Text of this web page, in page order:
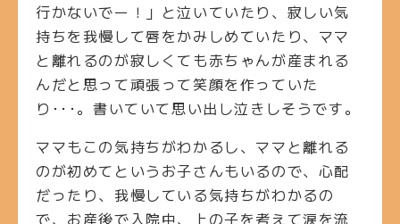
行かないでー！」と泣いていたり、寂しい気
持ちを我慢して唇をかみしめていたり、ママ
と離れるのが寂しくても赤ちゃんが産まれる
んだと思って頑張って笑顔を作っていた
り･･･。書いていて思い出し泣きしそうです。
ママもこの気持ちがわかるし、ママと離れる
のが初めてというお子さんもいるので、心配
だったり、我慢している気持ちがわかるの
で、お産後で入院中、上の子を考えて涙を流